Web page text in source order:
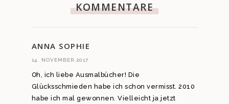
KOMMENTARE
ANNA SOPHIE
14. NOVEMBER 2017
Oh, ich liebe Ausmalbücher! Die
Glücksschmieden habe ich schon vermisst. 2010
habe ich mal gewonnen. Vielleicht ja jetzt